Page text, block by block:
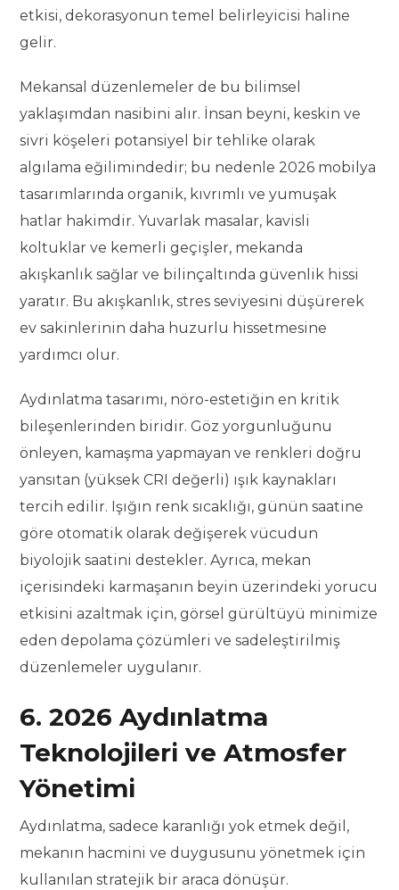
etkisi, dekorasyonun temel belirleyicisi haline
gelir.
Mekansal düzenlemeler de bu bilimsel
yaklaşımdan nasibini alır. İnsan beyni, keskin ve
sivri köşeleri potansiyel bir tehlike olarak
algılama eğilimindedir; bu nedenle 2026 mobilya
tasarımlarında organik, kıvrımlı ve yumuşak
hatlar hakimdir. Yuvarlak masalar, kavisli
koltuklar ve kemerli geçişler, mekanda
akışkanlık sağlar ve bilinçaltında güvenlik hissi
yaratır. Bu akışkanlık, stres seviyesini düşürerek
ev sakinlerinin daha huzurlu hissetmesine
yardımcı olur.
Aydınlatma tasarımı, nöro-estetiğin en kritik
bileşenlerinden biridir. Göz yorgunluğunu
önleyen, kamaşma yapmayan ve renkleri doğru
yansıtan (yüksek CRI değerli) ışık kaynakları
tercih edilir. Işığın renk sıcaklığı, günün saatine
göre otomatik olarak değişerek vücudun
biyolojik saatini destekler. Ayrıca, mekan
içerisindeki karmaşanın beyin üzerindeki yorucu
etkisini azaltmak için, görsel gürültüyü minimize
eden depolama çözümleri ve sadeleştirilmiş
düzenlemeler uygulanır.
6. 2026 Aydınlatma
Teknolojileri ve Atmosfer
Yönetimi
Aydınlatma, sadece karanlığı yok etmek değil,
mekanın hacmini ve duygusunu yönetmek için
kullanılan stratejik bir araca dönüşür.